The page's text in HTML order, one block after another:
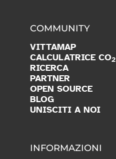
COMMUNITY
VITTAMAP
CALCULATRICE CO2
RICERCA
PARTNER
OPEN SOURCE
BLOG
UNISCITI A NOI
INFORMAZIONI